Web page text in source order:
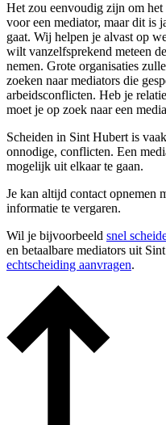
Het zou eenvoudig zijn om
voor een mediator, maar dit is
gaat. Wij helpen je alvast op
wilt vanzelfsprekend meteen
nemen. Grote organisaties
zoeken naar mediators die
arbeidsconflicten. Heb je
moet je op zoek naar een
Scheiden in Sint Hubert is
onnodige, conflicten. Een
mogelijk uit elkaar te gaan.
Je kan altijd contact opnemen
informatie te vergaren.
Wil je bijvoorbeeld snel
en betaalbare mediators uit
echtscheiding aanvragen.